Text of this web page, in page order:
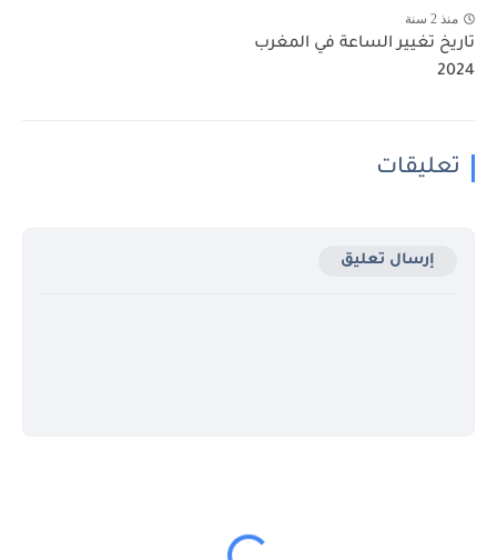
منذ 2 سنة
تاريخ تغيير الساعة في المغرب
2024
تعليقات
إرسال تعليق